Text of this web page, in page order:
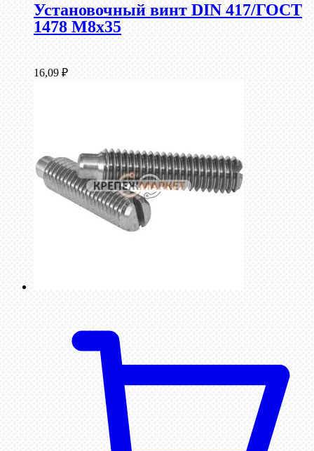
Установочный винт DIN 417/ГОСТ
1478 М8х35
16,09 ₽